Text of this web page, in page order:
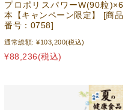
プロポリスパワーW(90粒)×6
本【キャンペーン限定】 [商品
番号：0758]
通常総額: ¥103,200(税込)
¥88,236(税込)